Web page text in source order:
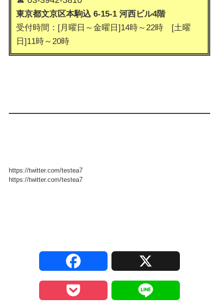
東京都文京区本駒込 6-15-1 河西ビル4階
受付時間：[月曜日～金曜日]14時～22時 [土曜
日]11時～20時
https://twitter.com/testea7
https://twitter.com/testea7